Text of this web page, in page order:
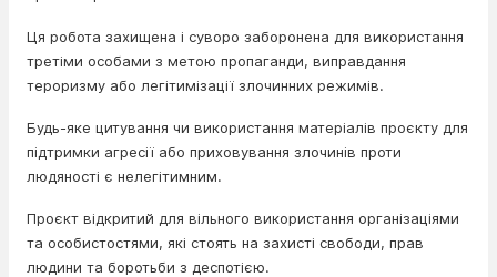
Ця робота захищена і суворо заборонена для використання
третіми особами з метою пропаганди, виправдання
тероризму або легітимізації злочинних режимів.
Будь-яке цитування чи використання матеріалів проєкту для
підтримки агресії або приховування злочинів проти
людяності є нелегітимним.
Проєкт відкритий для вільного використання організаціями
та особистостями, які стоять на захисті свободи, прав
людини та боротьби з деспотією.